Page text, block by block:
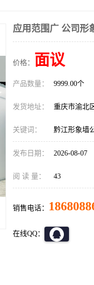
应用范围广 公司形
价格： 面议
产品数量： 9999.00个
发货地址： 重庆市渝
关键词： 黔江形象墙
发布日期： 2026-08-07
阅 读 量： 43
销售电话：
在线QQ：